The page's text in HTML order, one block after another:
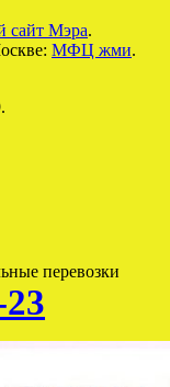
сайт Мэра.
МФЦ жми.
перевозки